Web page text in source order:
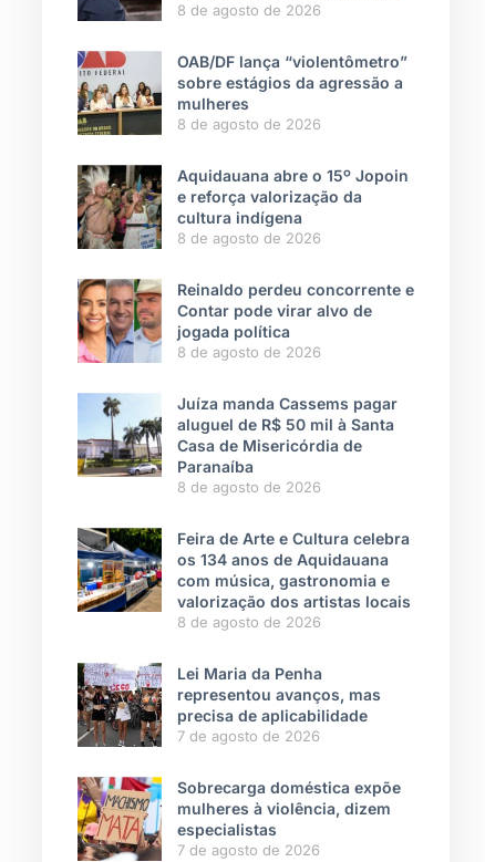
8 de agosto de 2026
OAB/DF lança “violentômetro”
sobre estágios da agressão a
mulheres
8 de agosto de 2026
Aquidauana abre o 15º Jopoin
e reforça valorização da
cultura indígena
8 de agosto de 2026
Reinaldo perdeu concorrente e
Contar pode virar alvo de
jogada política
8 de agosto de 2026
Juíza manda Cassems pagar
aluguel de R$ 50 mil à Santa
Casa de Misericórdia de
Paranaíba
8 de agosto de 2026
Feira de Arte e Cultura celebra
os 134 anos de Aquidauana
com música, gastronomia e
valorização dos artistas locais
8 de agosto de 2026
Lei Maria da Penha
representou avanços, mas
precisa de aplicabilidade
7 de agosto de 2026
Sobrecarga doméstica expõe
mulheres à violência, dizem
especialistas
7 de agosto de 2026